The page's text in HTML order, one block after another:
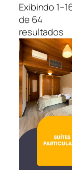
Exibindo
de 64
resultados